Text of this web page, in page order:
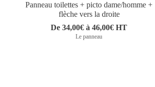
Panneau toilettes + picto dame/homme +
flèche vers la droite
De 34,00€ à 46,00€ HT
Le panneau